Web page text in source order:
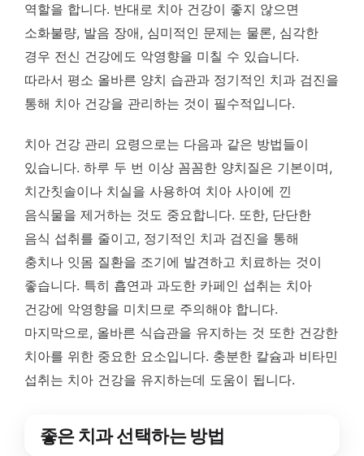
역할을 합니다. 반대로 치아 건강이 좋지 않으면
소화불량, 발음 장애, 심미적인 문제는 물론, 심각한
경우 전신 건강에도 악영향을 미칠 수 있습니다.
따라서 평소 올바른 양치 습관과 정기적인 치과 검진을
통해 치아 건강을 관리하는 것이 필수적입니다.
치아 건강 관리 요령으로는 다음과 같은 방법들이
있습니다. 하루 두 번 이상 꼼꼼한 양치질은 기본이며,
치간칫솔이나 치실을 사용하여 치아 사이에 낀
음식물을 제거하는 것도 중요합니다. 또한, 단단한
음식 섭취를 줄이고, 정기적인 치과 검진을 통해
충치나 잇몸 질환을 조기에 발견하고 치료하는 것이
좋습니다. 특히 흡연과 과도한 카페인 섭취는 치아
건강에 악영향을 미치므로 주의해야 합니다.
마지막으로, 올바른 식습관을 유지하는 것 또한 건강한
치아를 위한 중요한 요소입니다. 충분한 칼슘과 비타민
섭취는 치아 건강을 유지하는데 도움이 됩니다.
좋은 치과 선택하는 방법